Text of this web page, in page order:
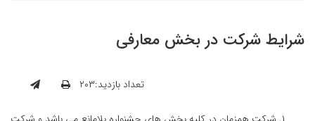
شرایط شرکت در بخش معارفی
تعداد بازدید:۲۰۳